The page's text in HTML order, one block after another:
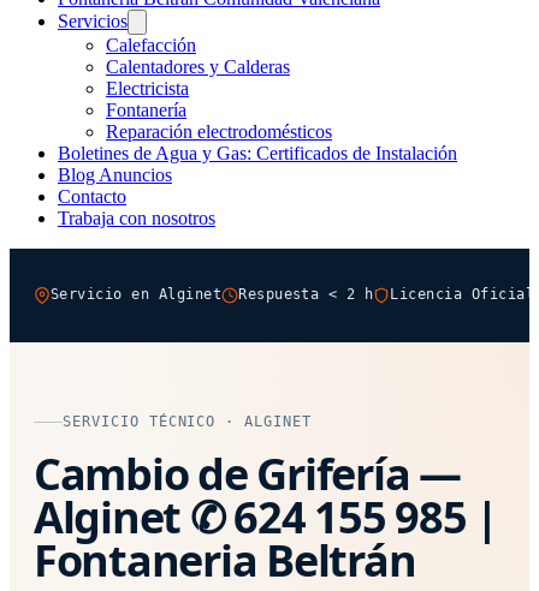
Servicios
Calefacción
Calentadores y Calderas
Electricista
Fontanería
Reparación electrodomésticos
Boletines de Agua y Gas: Certificados de Instalación
Blog Anuncios
Contacto
Trabaja con nosotros
Servicio en Alginet Respuesta < 2 h Licencia Oficial
SERVICIO TÉCNICO · ALGINET
Cambio de Grifería —
Alginet ✆ 624 155 985 |
Fontaneria Beltrán